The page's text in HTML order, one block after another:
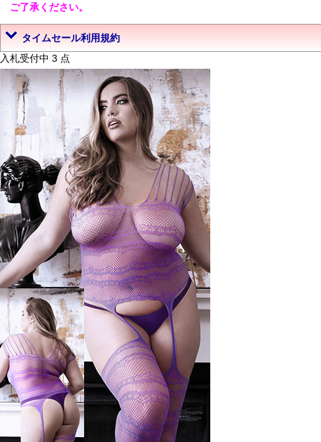
ご了承ください。
タイムセール利用規約
入札受付中 3 点